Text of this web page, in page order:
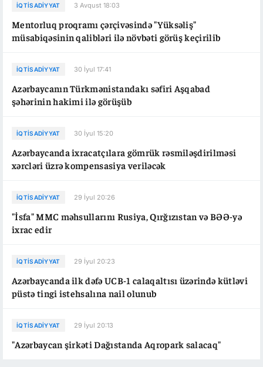
İQTISADIYYAT 3 Avqust 18:03
Mentorluq proqramı çərçivəsində "Yüksəliş"
müsabiqəsinin qalibləri ilə növbəti görüş keçirilib
İQTISADIYYAT 30 İyul 17:41
Azərbaycanın Türkmənistandakı səfiri Aşqabad
şəhərinin hakimi ilə görüşüb
İQTISADIYYAT 30 İyul 15:20
Azərbaycanda ixracatçılara gömrük rəsmiləşdirilməsi
xərcləri üzrə kompensasiya veriləcək
İQTISADIYYAT 29 İyul 20:26
"İsfa" MMC məhsullarını Rusiya, Qırğızıstan və BƏƏ-yə
ixrac edir
İQTISADIYYAT 29 İyul 20:23
Azərbaycanda ilk dəfə UCB-1 calaqaltısı üzərində kütləvi
püstə tingi istehsalına nail olunub
İQTISADIYYAT 29 İyul 20:13
"Azərbaycan şirkəti Dağıstanda Aqropark salacaq"